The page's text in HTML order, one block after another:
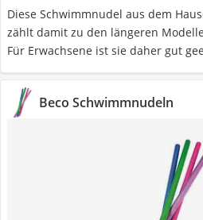
Diese Schwimmnudel aus dem
zählt damit zu den längeren
Für Erwachsene ist sie daher gut
Beco Schwimmnudeln